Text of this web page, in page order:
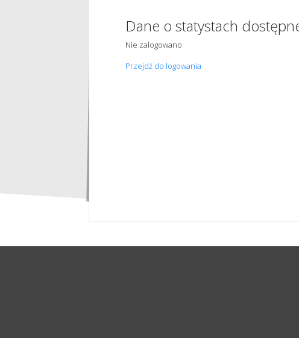
Dane o statystach
Nie zalogowano
Przejdź do logowania